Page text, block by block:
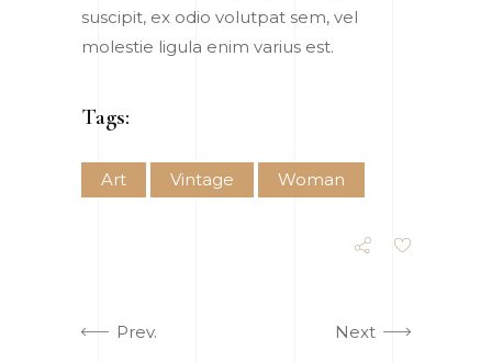
suscipit, ex odio volutpat sem, vel
molestie ligula enim varius est.
Tags:
Art Vintage Woman
Prev. Next